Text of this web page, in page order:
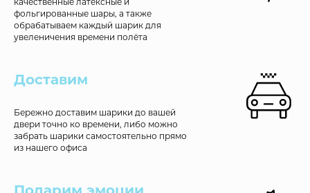
фольгированные шары, а также
обрабатываем каждый шарик для
увеленичения времени полёта
Доставим
Бережно доставим шарики до вашей
двери точно ко времени, либо можно
забрать шарики самостоятельно прямо
из нашего офиса